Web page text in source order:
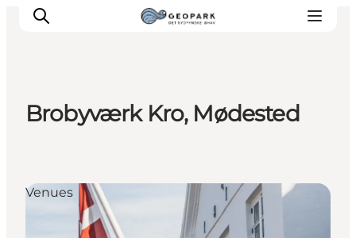
Brobyværk Kro, Mødested
Venues